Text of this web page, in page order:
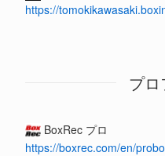
https://
プ
BoxRec プロ
https://boxrec.com/en/